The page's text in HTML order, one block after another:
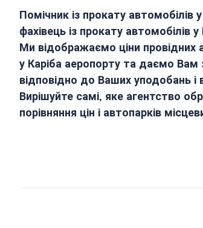
Помічник із прокату автомобілів у
фахівець із прокату автомобілів у
Ми відображаємо ціни провідних
у Каріба аеропорту та даємо Вам
відповідно до Ваших уподобань
Вирішуйте самі, яке агентство
порівняння цін і автопарків